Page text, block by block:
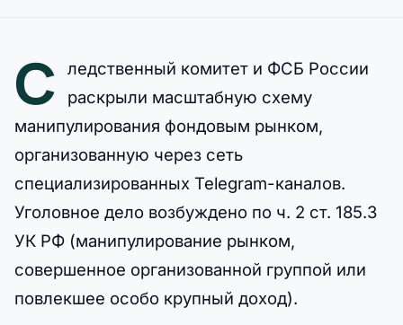
С
ледственный комитет и ФСБ России
раскрыли масштабную схему
манипулирования фондовым рынком,
организованную через сеть
специализированных Telegram-каналов.
Уголовное дело возбуждено по ч. 2 ст. 185.3
УК РФ (манипулирование рынком,
совершенное организованной группой или
повлекшее особо крупный доход).